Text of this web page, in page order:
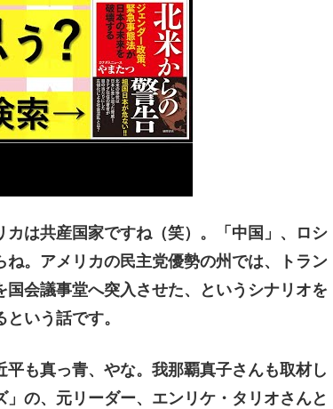
は共産国家ですね（笑）。「中国」、ロシ
。アメリカの民主党優勢の州では、トラン
会議事堂へ突入させた、というシナリオを
いう話です。
も真っ青、やな。我那覇真子さんも取材し
の、元リーダー、エンリケ・タリオさんと